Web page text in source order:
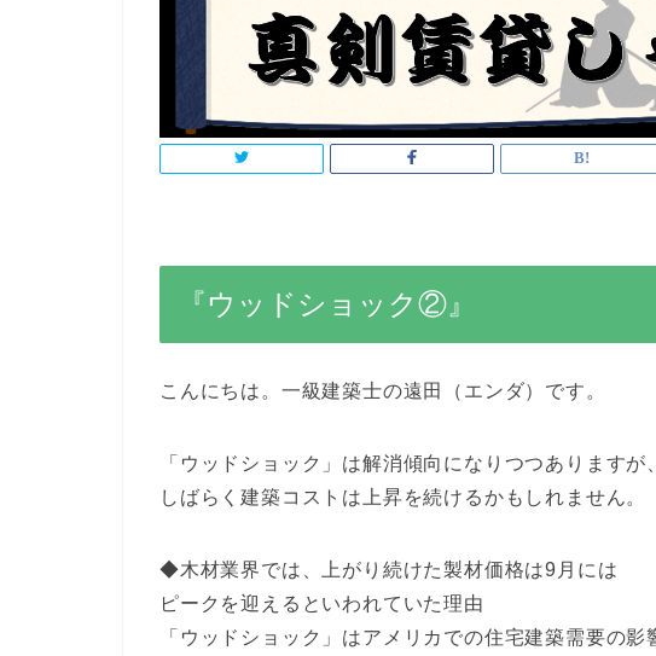
『ウッドショック②』
こんにちは。一級建築士の遠田（エンダ）です。
「ウッドショック」は解消傾向になりつつありますが、
しばらく建築コストは上昇を続けるかもしれません。
◆木材業界では、上がり続けた製材価格は9月には
ピークを迎えるといわれていた理由
「ウッドショック」はアメリカでの住宅建築需要の影